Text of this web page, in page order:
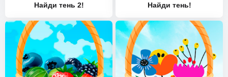
Найди тень 2! Найди тень!